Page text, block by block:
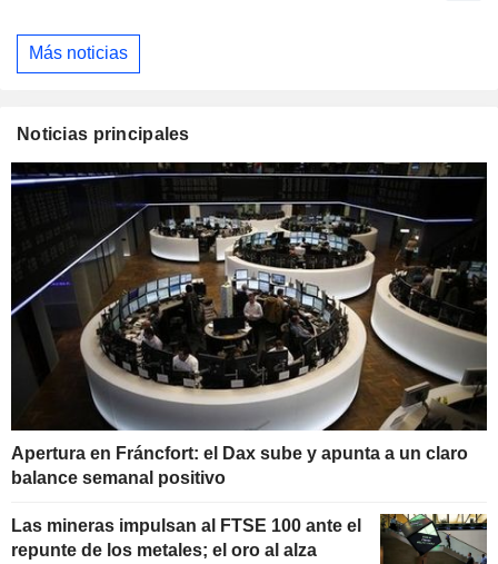
Más noticias
Noticias principales
Apertura en Fráncfort: el Dax sube y apunta a un claro
balance semanal positivo
Las mineras impulsan al FTSE 100 ante el
repunte de los metales; el oro al alza